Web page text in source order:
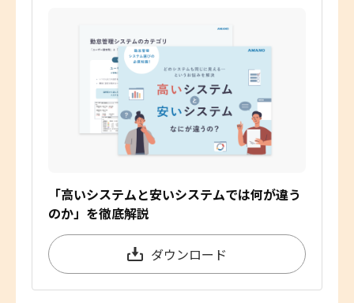
「高いシステムと安いシステムでは何が違う
のか」を徹底解説
ダウンロード